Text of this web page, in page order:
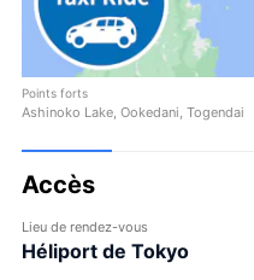
Points forts
Ashinoko Lake, Ookedani, Togendai
Accès
Lieu de rendez-vous
Héliport de Tokyo